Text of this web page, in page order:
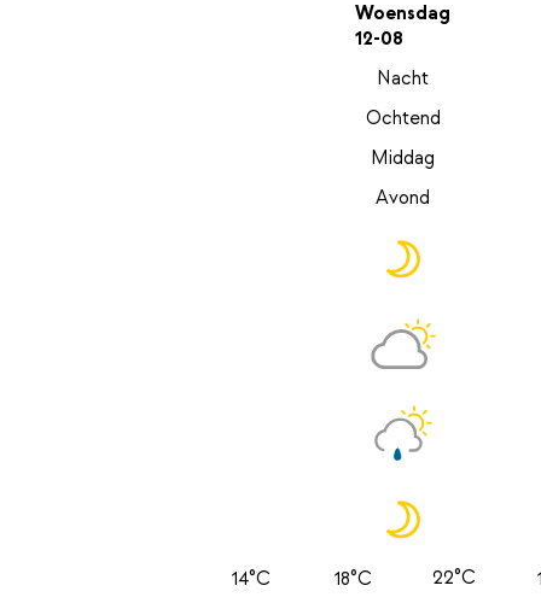
Woensdag
12-08
Nacht
Ochtend
Middag
Avond
14°C 18°C 22°C